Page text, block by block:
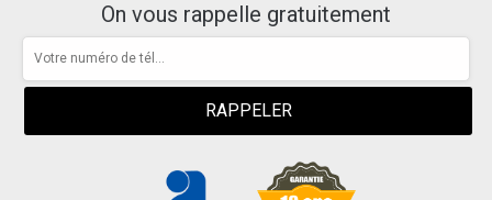
On vous rappelle gratuitement